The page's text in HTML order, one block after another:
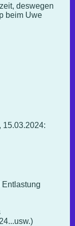
deswegen
beim Uwe
15.03.2024:
Entlastung